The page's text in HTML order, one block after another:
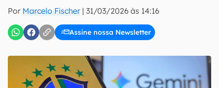
Por Marcelo Fischer | 31/03/2026 às 14:16
Assine nossa Newsletter
inscreva-se
Confirmo que li, aceito e concordo com os
Uso e Política de Privacidade do Canaltech.